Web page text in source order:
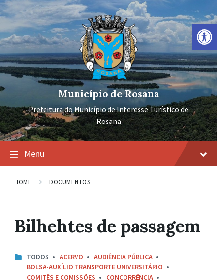
Barra de Ferramentas Aberta
Ir
para
conteúdo
Pular
para
navegação
principal
Pular
para
rodapé
Município de Rosana
Prefeitura do Município de Interesse Turístico de
Rosana
Menu
HOME DOCUMENTOS
Bilhehtes de passagem
TODOS ACERVO
AUDIÊNCIA PÚBLICA
BOLSA-AUXÍLIO TRANSPORTE UNIVERSITÁRIO
COMITÊS E COMISSÕES
CONCORRÊNCIA